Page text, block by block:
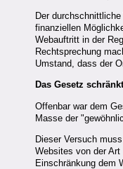
Der
finanziellen
Webauftritt in der
Rechtsprechung
Umstand, dass der
Das Gesetz
Offenbar war dem
Masse der
Dieser Versuch
Websites von der
Einschränkung dem